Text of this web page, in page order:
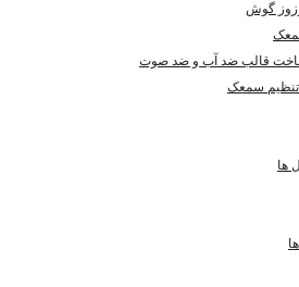
وزوز گوش
قالب ضد آب و ضد صوت
تنظیم سمعک
ها